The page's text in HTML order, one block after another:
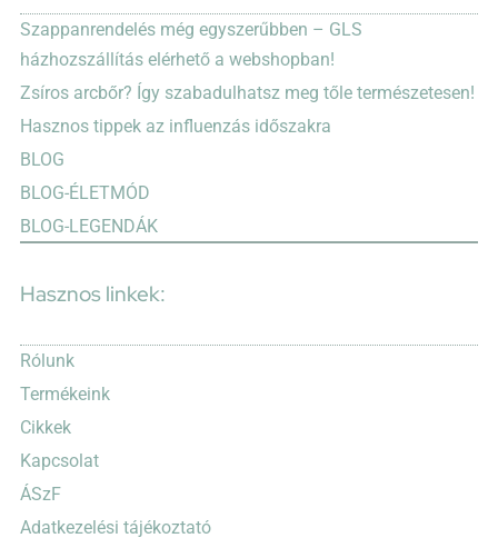
Szappanrendelés még egyszerűbben – GLS
házhozszállítás elérhető a webshopban!
Zsíros arcbőr? Így szabadulhatsz meg tőle természetesen!
Hasznos tippek az influenzás időszakra
BLOG
BLOG-ÉLETMÓD
BLOG-LEGENDÁK
Hasznos linkek:
Rólunk
Termékeink
Cikkek
Kapcsolat
ÁSzF
Adatkezelési tájékoztató